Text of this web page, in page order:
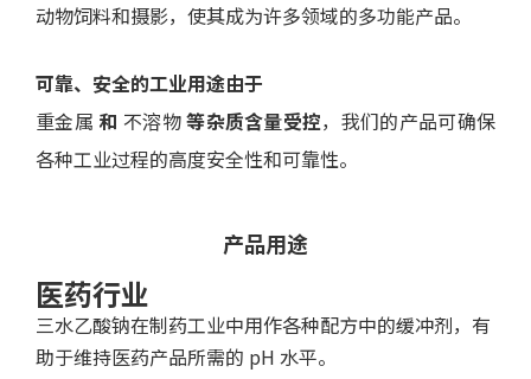
动物饲料和摄影，使其成为许多领域的多功能产品。
可靠、安全的工业用途由于
重金属 和 不溶物等杂质含量受控，我们的产品可确保
各种工业过程的高度安全性和可靠性。
产品用途
医药行业
三水乙酸钠在制药工业中用作各种配方中的缓冲剂，有
助于维持医药产品所需的 pH 水平。